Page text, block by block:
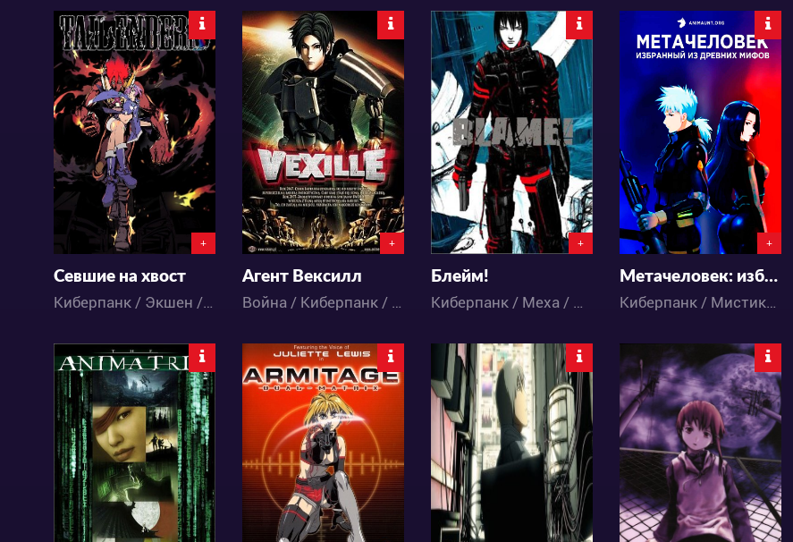
5890
5 2
+
Севшие на хвост
Киберпанк / Экшен / Приключения / Фантастика / Аниме
5301
3 2
+
Агент Вексилл
Война / Киберпанк / Экшен / Меха / Приключения / Фантастика / Аниме
14007
7 4
+
Блейм!
Киберпанк / Меха / Приключения / Сёнэн / Фантастика / Аниме
23169
10 24
+
Метачеловек: избранный из древних мифов
Киберпанк / Мистика / Экшен / Фантастика / Аниме
6938
4 4
6006
6 1
4388
2
12890
19 8